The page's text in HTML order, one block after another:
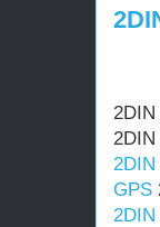
2DIN
GPS
2DIN